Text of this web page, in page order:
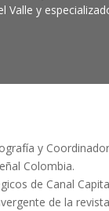
Valle y
y
Colombia.
de Canal
de la